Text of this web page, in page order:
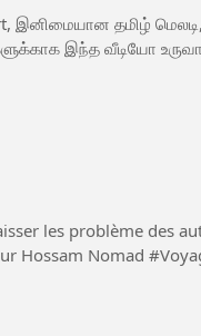
இனிமையான தமிழ்
இந்த வீடியோ
les problème des
#Voyage #mindset